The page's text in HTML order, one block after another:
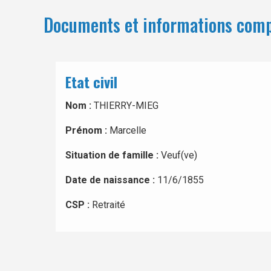
Documents et informations
Etat civil
Nom : THIERRY-MIEG
Prénom : Marcelle
Situation de famille : Veuf(ve)
Date de naissance : 11/6/1855
CSP : Retraité